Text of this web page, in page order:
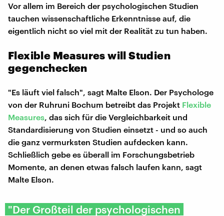
Vor allem im Bereich der psychologischen Studien
tauchen wissenschaftliche Erkenntnisse auf, die
eigentlich nicht so viel mit der Realität zu tun haben.
Flexible Measures will Studien
gegenchecken
"Es läuft viel falsch", sagt Malte Elson. Der Psychologe
von der Ruhruni Bochum betreibt das Projekt Flexible
Measures , das sich für die Vergleichbarkeit und
Standardisierung von Studien einsetzt - und so auch
die ganz vermurksten Studien aufdecken kann.
Schließlich gebe es überall im Forschungsbetrieb
Momente, an denen etwas falsch laufen kann, sagt
Malte Elson.
"Der Großteil der psychologischen